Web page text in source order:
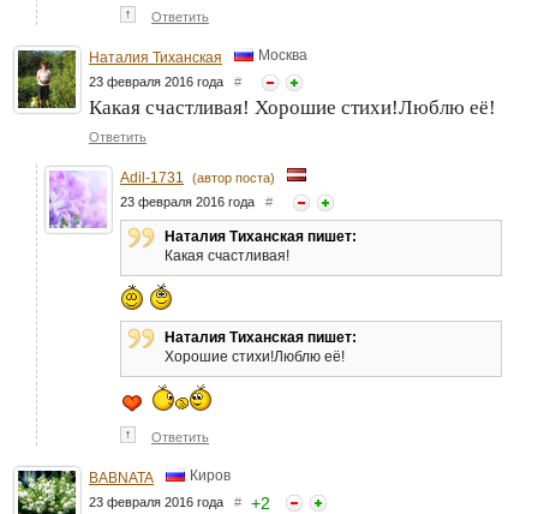
↑ Ответить
Наталия Тиханская Москва
23 февраля 2016 года #
Какая счастливая! Хорошие стихи!Люблю её!
Ответить
Adil-1731
(автор поста)
23 февраля 2016 года #
Наталия Тиханская пишет:
Какая счастливая!
Наталия Тиханская пишет:
Хорошие стихи!Люблю её!
↑ Ответить
BABNATA Киров
23 февраля 2016 года # +2